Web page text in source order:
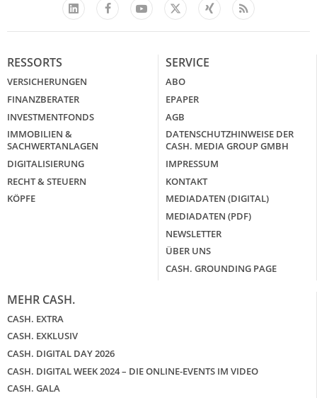
LinkedIn
FacebookYouTube
X
Xing Feed
RESSORTS
VERSICHERUNGEN
FINANZBERATER
INVESTMENTFONDS
IMMOBILIEN &
SACHWERTANLAGEN
DIGITALISIERUNG
RECHT & STEUERN
KÖPFE
SERVICE
ABO
EPAPER
AGB
DATENSCHUTZHINWEISE DER
CASH. MEDIA GROUP GMBH
IMPRESSUM
KONTAKT
MEDIADATEN (DIGITAL)
MEDIADATEN (PDF)
NEWSLETTER
ÜBER UNS
CASH. GROUNDING PAGE
MEHR CASH.
CASH. EXTRA
CASH. EXKLUSIV
CASH. DIGITAL DAY 2026
CASH. DIGITAL WEEK 2024 – DIE ONLINE-EVENTS IM VIDEO
CASH. GALA